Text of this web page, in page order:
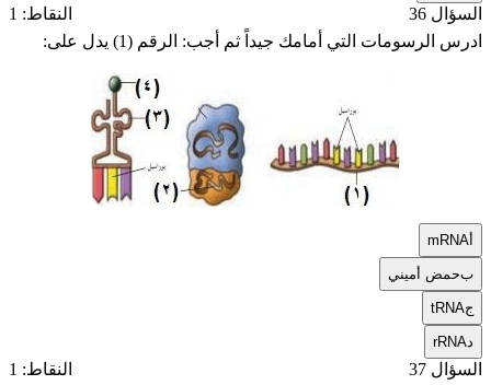
السؤال 36
النقاط: 1
ادرس الرسومات التي أمامك جيداً ثم أجب: الرقم (1) يدل على:
mRNA
بحمض أميني
جtRNA
rRNA
السؤال 37 النقاط: 1